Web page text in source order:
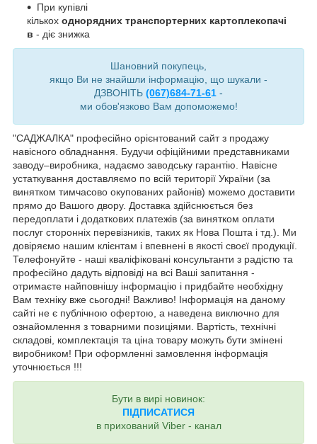
При купівлі
кількох однорядних транспортерних картоплекопачі
в - діє знижка
Шановний покупець,
якщо Ви не знайшли інформацію, що шукали -
ДЗВОНІТЬ (067)684-71-61 -
ми обов'язково Вам допоможемо!
"САДЖАЛКА" професійно орієнтований сайт з продажу
навісного обладнання. Будучи офіційними представниками
заводу–виробника, надаємо заводську гарантію. Навісне
устаткування доставляємо по всій території України (за
винятком тимчасово окупованих районів) можемо доставити
прямо до Вашого двору. Доставка здійснюється без
передоплати і додаткових платежів (за винятком оплати
послуг сторонніх перевізників, таких як Нова Пошта і тд.). Ми
довіряємо нашим клієнтам і впевнені в якості своєї продукції.
Телефонуйте - наші кваліфіковані консультанти з радістю та
професійно дадуть відповіді на всі Ваші запитання -
отримаєте найповнішу інформацію і придбайте необхідну
Вам техніку вже сьогодні! Важливо! Інформація на даному
сайті не є публічною офертою, а наведена виключно для
ознайомлення з товарними позиціями. Вартість, технічні
складові, комплектація та ціна товару можуть бути змінені
виробником! При оформленні замовлення інформація
уточнюється !!!
Бути в вирі новинок:
ПІДПИСАТИСЯ
в прихований Viber - канал